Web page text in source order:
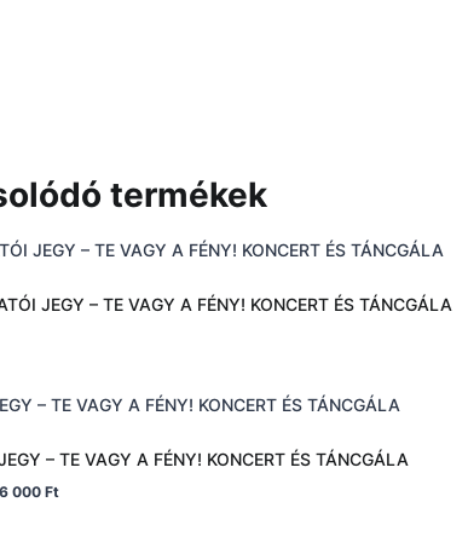
termékek
JEGY – TE VAGY A FÉNY! KONCERT ÉS TÁNCGÁLA
– TE VAGY A FÉNY! KONCERT ÉS TÁNCGÁLA
Original
6 000 FtCurrent